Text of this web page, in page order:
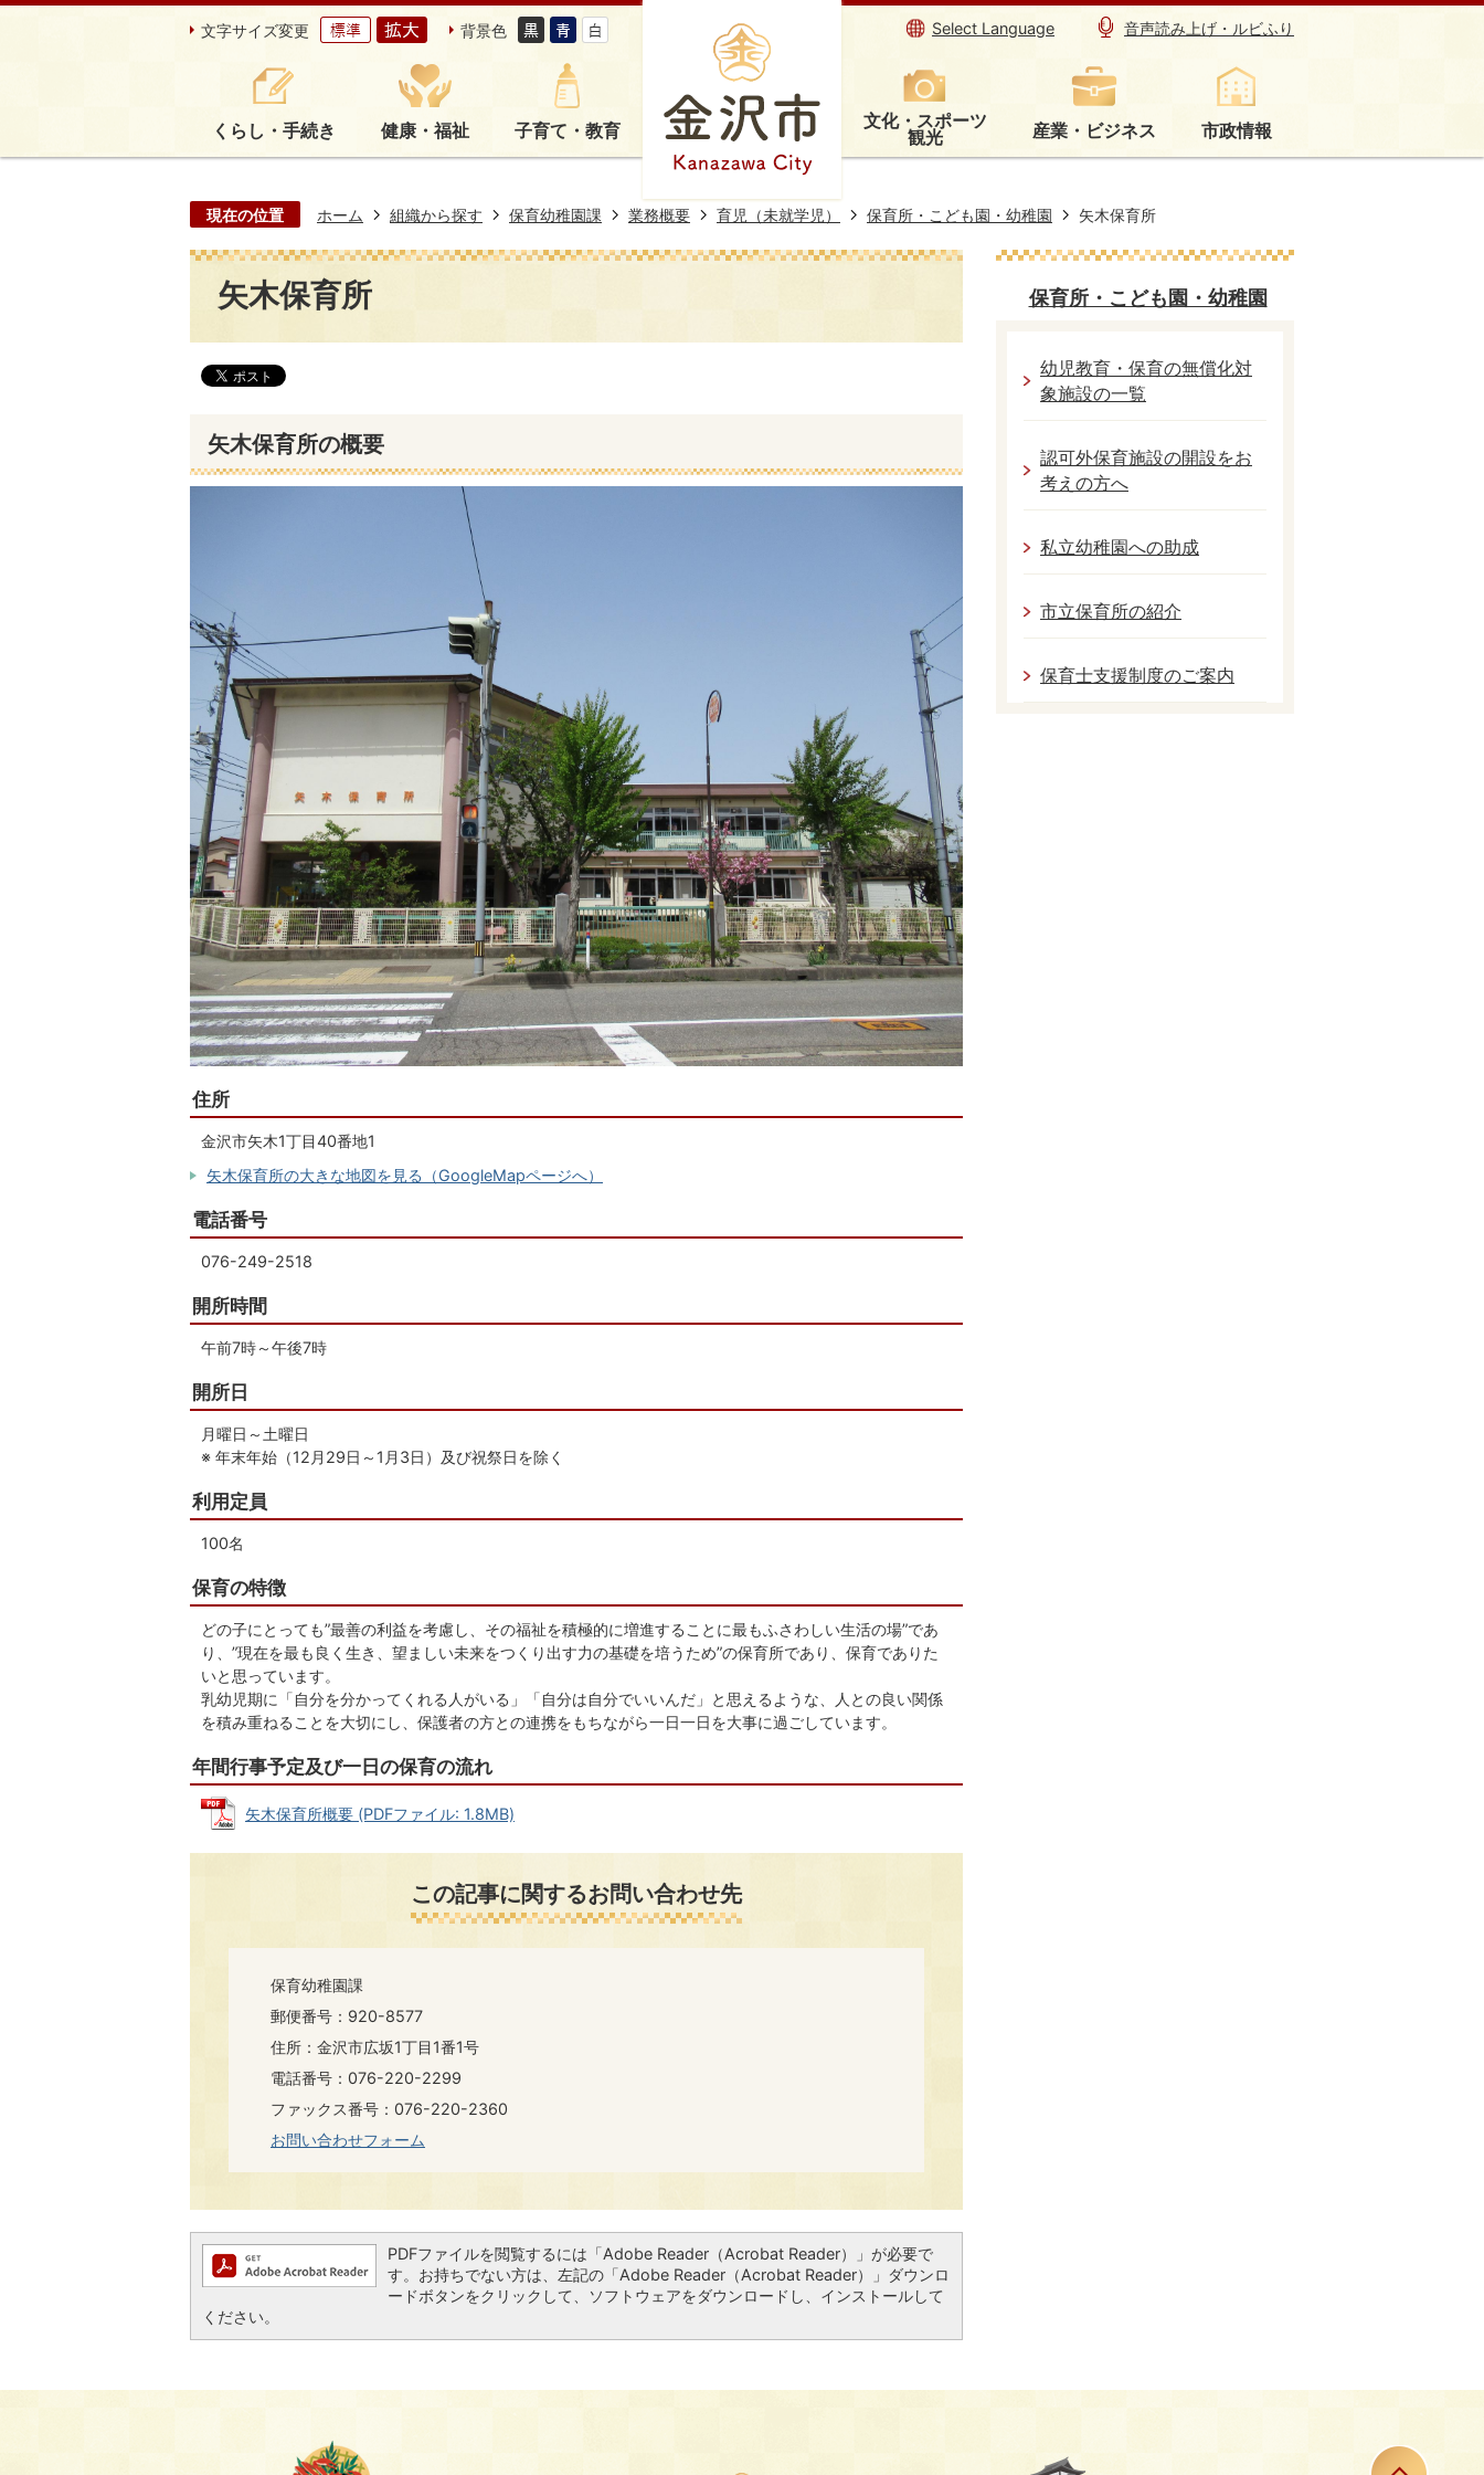
文字サイズ変更 背景色 Select Language 音声読み上げ・ルビふり
くらし・手続き 健康・福祉 子育て・教育 文化・スポーツ
観光 産業・ビジネス 市政情報
現在の位置 ホーム 組織から探す 保育幼稚園課 業務概要 育児（未就学児） 保育所・こども園・幼稚園 矢木保育所
矢木保育所
矢木保育所の概要
住所
金沢市矢木1丁目40番地1
矢木保育所の大きな地図を見る（GoogleMapページへ）
電話番号
076-249-2518
開所時間
午前7時～午後7時
開所日
月曜日～土曜日
※ 年末年始（12月29日～1月3日）及び祝祭日を除く
利用定員
100名
保育の特徴
どの子にとっても”最善の利益を考慮し、その福祉を積極的に増進することに最もふさわしい生活の場”であ
り、”現在を最も良く生き、望ましい未来をつくり出す力の基礎を培うため”の保育所であり、保育でありた
いと思っています。
乳幼児期に「自分を分かってくれる人がいる」「自分は自分でいいんだ」と思えるような、人との良い関係
を積み重ねることを大切にし、保護者の方との連携をもちながら一日一日を大事に過ごしています。
年間行事予定及び一日の保育の流れ
矢木保育所概要 (PDFファイル: 1.8MB)
この記事に関するお問い合わせ先
保育幼稚園課
郵便番号：920-8577
住所：金沢市広坂1丁目1番1号
電話番号：076-220-2299
ファックス番号：076-220-2360
お問い合わせフォーム
PDFファイルを閲覧するには「Adobe Reader（Acrobat Reader）」が必要で
す。お持ちでない方は、左記の「Adobe Reader（Acrobat Reader）」ダウンロ
ードボタンをクリックして、ソフトウェアをダウンロードし、インストールして
ください。
保育所・こども園・幼稚園
幼児教育・保育の無償化対
象施設の一覧
認可外保育施設の開設をお
考えの方へ
私立幼稚園への助成
市立保育所の紹介
保育士支援制度のご案内